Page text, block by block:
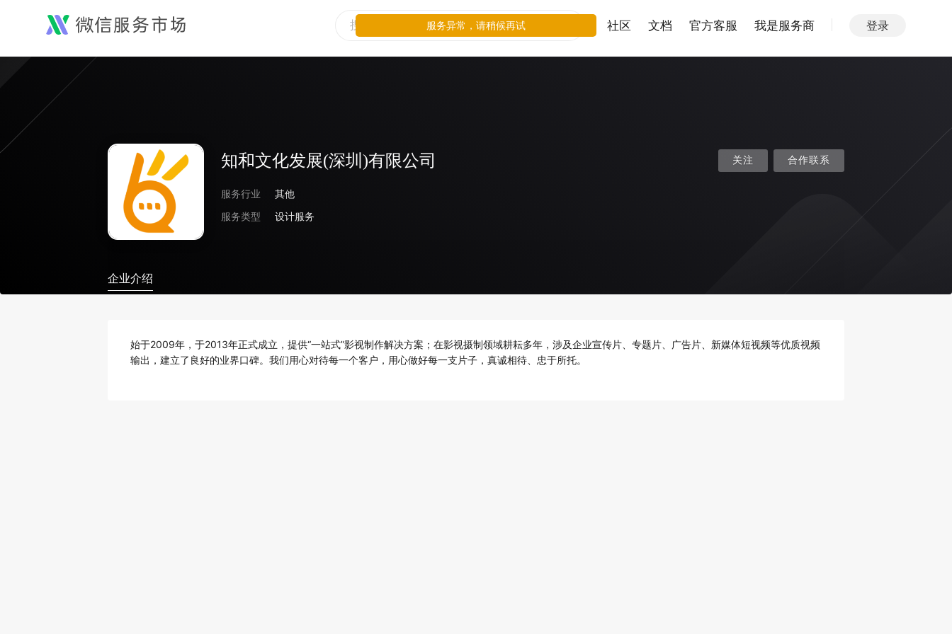
社区 文档 官方客服 我是服务商 登录
知和文化发展(深圳)有限公司
服务行业
其他
服务类型
设计服务
关注 合作联系
企业介绍
始于2009年，于2013年正式成立，提供“一站式”影视制作解决方案； 在影视摄制领域耕耘多年，涉及企业宣传片、专题片、广告片、新媒体短视频等优质视频
输出， 建立了良好的业界口碑。我们用心对待每一个客户，用心做好每一支片子，真诚相待、忠于所托。
服务异常，请稍候再试